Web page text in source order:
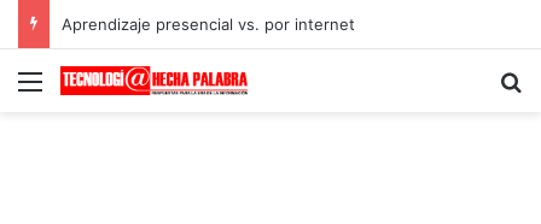
Aprendizaje presencial vs. por internet
Menú